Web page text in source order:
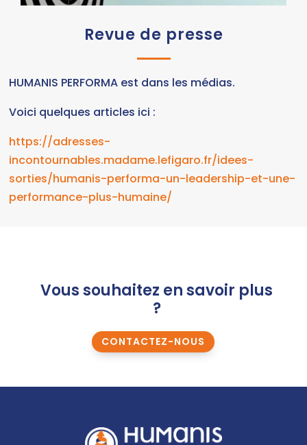
Revue de presse
HUMANIS PERFORMA est dans les médias.
Voici quelques articles ici :
https://adresses-
incontournables.madame.lefigaro.fr/idees-
sorties/humanis-performa-un-leadership-et-une-
performance-plus-humaine/
Vous souhaitez en savoir plus
?
CONTACTEZ-NOUS